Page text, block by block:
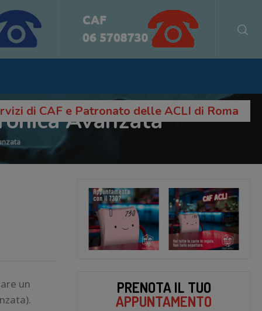
di CAF e Patronato delle ACLI di Roma
Avanzata
un
PRENOTA IL TUO
APPUNTAMENTO